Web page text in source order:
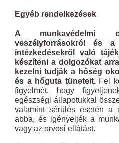
Egyéb rendelkezések
A munkavédelmi
veszélyforrásokról és a
intézkedésekről való
készíteni a dolgozókat
kezelni tudják a hőség
és a hőguta tüneteit.Fel
figyelmét, hogy
egészségi állapotukkal
valamint sérülés esetén a
abba, és igényeljék a
vagy az orvosi ellátást.